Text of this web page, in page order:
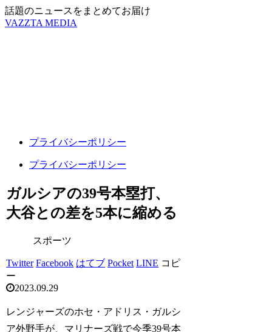
話題のニュースをまとめてお届け
VAZZTA MEDIA
プライバシーポリシー
プライバシーポリシー
ガルシアの39号本塁打、
大谷との差を5本に縮める
スポーツ
Twitter Facebook はてブ Pocket LINE コピ
ー
2023.09.29
レンジャーズのホセ・アドリス・ガルシ
ア外野手が、マリナーズ戦で今季39号本